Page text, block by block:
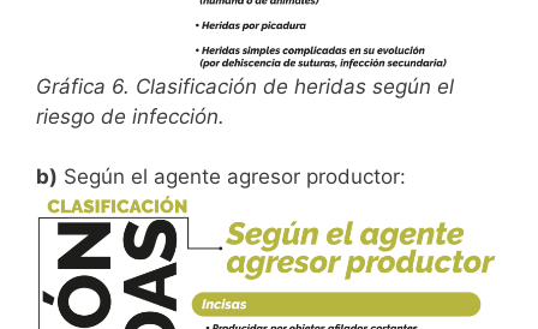
Gráfica 6. Clasificación de heridas según el
riesgo de infección.
b) Según el agente agresor productor: